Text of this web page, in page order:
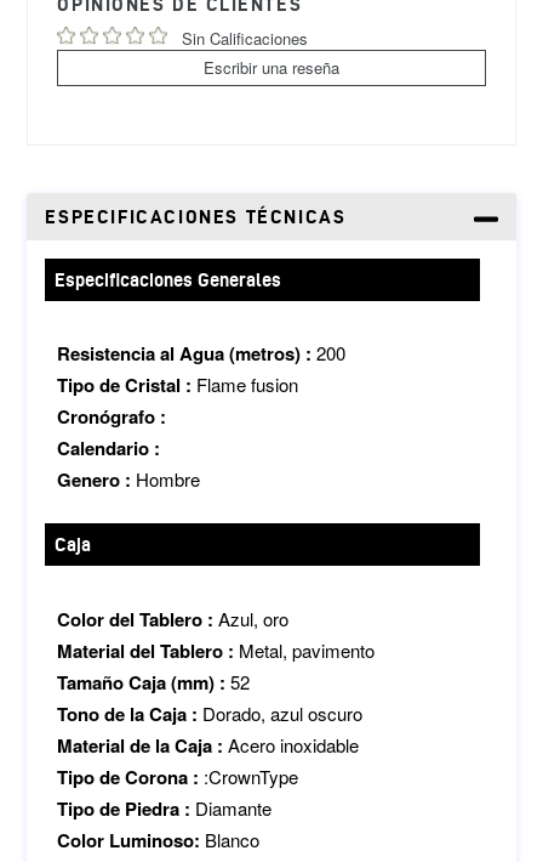
carrito
OPINIONES DE CLIENTES
Sin Calificaciones
Escribir una reseña
ESPECIFICACIONES TÉCNICAS
Especificaciones Generales
Resistencia al Agua (metros) :200
Tipo de Cristal : Flame fusion
Cronógrafo :
Calendario :
Genero : Hombre
Caja
Color del Tablero :Azul, oro
Material del Tablero : Metal, pavimento
Tamaño Caja (mm) :52
Tono de la Caja : Dorado, azul oscuro
Material de la Caja :Acero inoxidable
Tipo de Corona : :CrownType
Tipo de Piedra : Diamante
Color Luminoso: Blanco